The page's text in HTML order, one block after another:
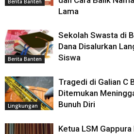
Lama
Berita Banten
Sekolah Swasta di
Dana Disalurkan
Siswa
Lingkungan
Tragedi di Galian C
Ditemukan
Bunuh Diri
Ketua LSM